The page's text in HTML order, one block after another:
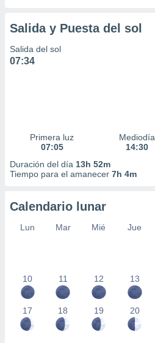
Salida y Puesta del sol
Salida del sol
07:34
Primera luz
07:05
Mediodía
14:30
Duración del día 13h 52m
Tiempo para el amanecer 7h 4m
Calendario lunar
Lun Mar Mié Jue
10 11 12 13
17 18 19 20